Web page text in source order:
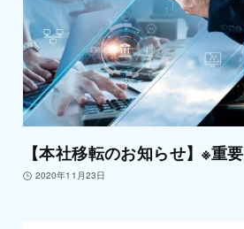
【本社移転のお知らせ】※重要
2020年11月23日